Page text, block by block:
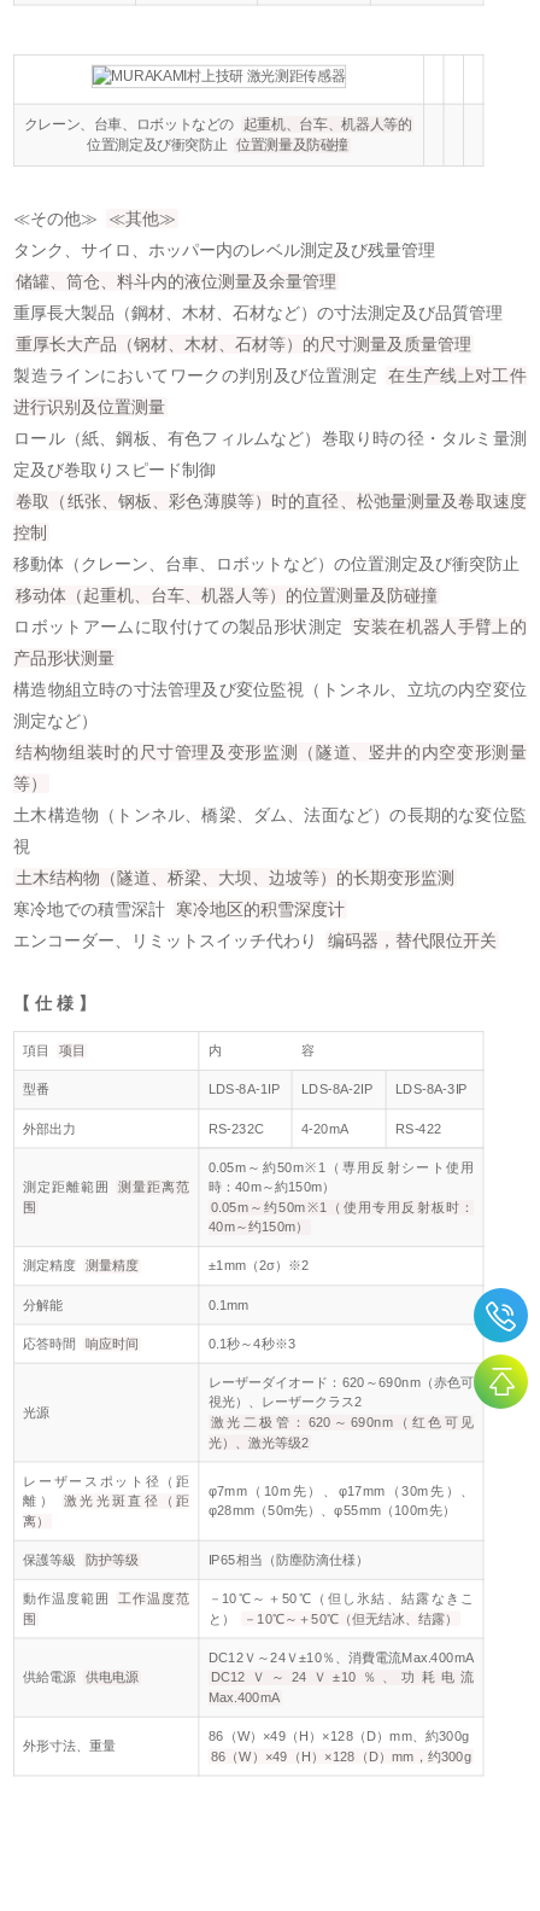
クレーン、台車、ロボットなどの
起重机、台车、机器人等的
位置測定及び衝突防止
位置测量及防碰撞
≪その他≫
≪其他≫
タンク、サイロ、ホッパー内のレベル測定及び残量管理
储罐、筒仓、料斗内的液位测量及余量管理
重厚長大製品（鋼材、木材、石材など）の寸法測定及び品質管理
重厚长大产品（钢材、木材、石材等）的尺寸测量及质量管理
製造ラインにおいてワークの判別及び位置測定
在生产线上对工件
进行识别及位置测量
ロール（紙、鋼板、有色フィルムなど）巻取り時の径・タルミ量測
定及び巻取りスピード制御
卷取（纸张、钢板、彩色薄膜等）时的直径、松弛量测量及卷取速度
控制
移動体（クレーン、台車、ロボットなど）の位置測定及び衝突防止
移动体（起重机、台车、机器人等）的位置测量及防碰撞
ロボットアームに取付けての製品形状測定
安装在机器人手臂上的
产品形状测量
構造物組立時の寸法管理及び変位監視（トンネル、立坑の内空変位
測定など）
结构物组装时的尺寸管理及变形监测（隧道、竖井的内空变形测量
等）
土木構造物（トンネル、橋梁、ダム、法面など）の長期的な変位監
視
土木结构物（隧道、桥梁、大坝、边坡等）的长期变形监测
寒冷地での積雪深計
寒冷地区的积雪深度计
エンコーダー、リミットスイッチ代わり
编码器，替代限位开关
【仕 様 】
項目 项目 内 容
型番 LDS-8A-1IP LDS-8A-2IP LDS-8A-3IP
外部出力 RS-232C 4-20mA RS-422
測定距離範囲 测量距离范
围
0.05m～約50m※1（専用反射シート使用
時：40m～約150m）
0.05m～约50m※1（使用专用反射板时：
40m～约150m）
測定精度 测量精度 ±1mm（2σ）※2
分解能 0.1mm
応答時間 响应时间 0.1秒～4秒※3
光源
レーザーダイオード：620～690nm（赤色可
視光）、レーザークラス2
激光二极管：620～690nm（红色可见
光）、激光等级2
レーザースポット径（距
離） 激光光斑直径（距
离）
φ7mm（10m先）、φ17mm（30m先）、
φ28mm（50m先）、φ55mm（100m先）
保護等級 防护等级 IP65相当（防塵防滴仕様）
動作温度範囲 工作温度范
围
－10℃～＋50℃（但し氷結、結露なきこ
と） －10℃～＋50℃（但无结冰、结露）
供給電源 供电电源
DC12Ｖ～24Ｖ±10％、消費電流Max.400mA
DC12Ｖ～24Ｖ±10％、功耗电流
Max.400mA
外形寸法、重量
86（W）×49（H）×128（D）mm、約300g
86（W）×49（H）×128（D）mm，约300g